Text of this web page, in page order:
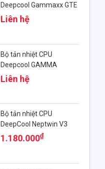
Deepcool Gammaxx GTE
V2
Liên hệ
Bộ tản nhiệt CPU
Deepcool GAMMA
ARCHER
Liên hệ
Bộ tản nhiệt CPU
DeepCool Neptwin V3
1.180.000₫